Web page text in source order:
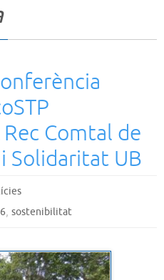
Comtal de
Solidaritat UB
,sostenibilitat